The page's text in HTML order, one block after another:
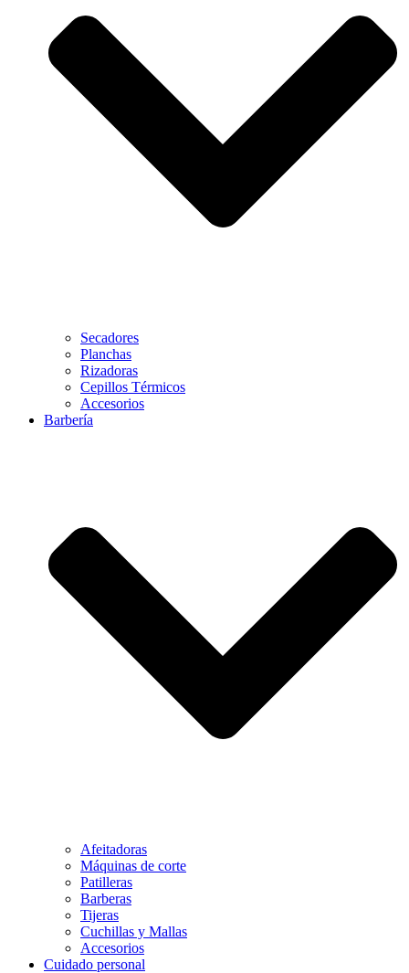
Secadores
Planchas
Rizadoras
Cepillos Térmicos
Accesorios
Barbería
Afeitadoras
Máquinas de corte
Patilleras
Barberas
Tijeras
Cuchillas y Mallas
Accesorios
Cuidado personal